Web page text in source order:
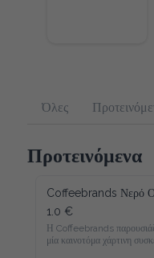
Όλες
Προτεινόμενα
Coffeebrands Νερό
1.0 €
Η Coffeebrands
μία καινοτόμα χάρτινη